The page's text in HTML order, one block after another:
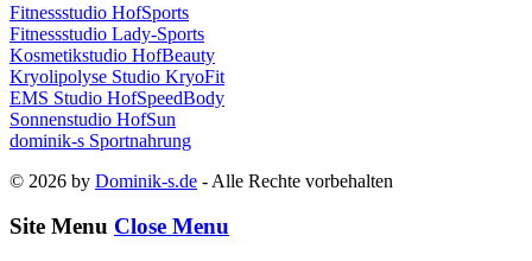
Fitnessstudio HofSports
Fitnessstudio Lady-Sports
Kosmetikstudio HofBeauty
Kryolipolyse Studio KryoFit
EMS Studio HofSpeedBody
Sonnenstudio HofSun
dominik-s Sportnahrung
© 2026 by Dominik-s.de - Alle Rechte vorbehalten
Site Menu Close Menu